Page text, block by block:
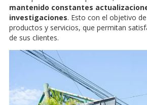
mantenido constantes
investigaciones. Esto con el objetivo
productos y servicios, que permitan
de sus clientes.